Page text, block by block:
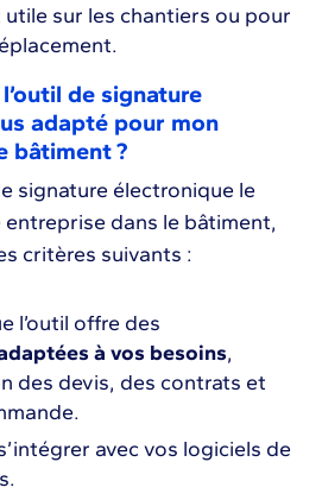
sur les chantiers ou pour
de signature
adapté pour mon
bâtiment ?
signature électronique le
dans le bâtiment,
critères suivants :
l’outil offre des
à vos besoins,
des devis, des contrats et
avec vos logiciels de